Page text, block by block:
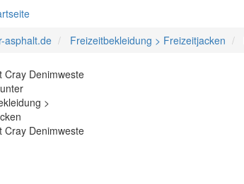
asphalt.de
Freizeitbekleidung > Freizeitjacken